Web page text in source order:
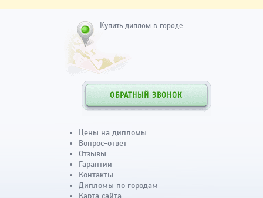
Купить диплом в городе
ОБРАТНЫЙ ЗВОНОК
Цены на дипломы
Вопрос-ответ
Отзывы
Гарантии
Контакты
Дипломы по городам
Карта сайта